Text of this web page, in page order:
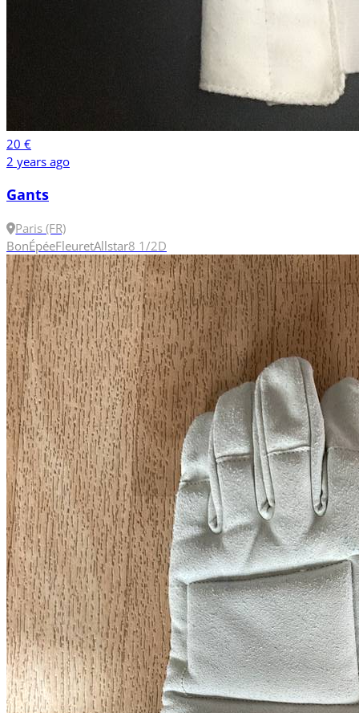
20 €
2 years ago
Gants
Paris (FR)
BonÉpéeFleuretAllstar8 1/2D